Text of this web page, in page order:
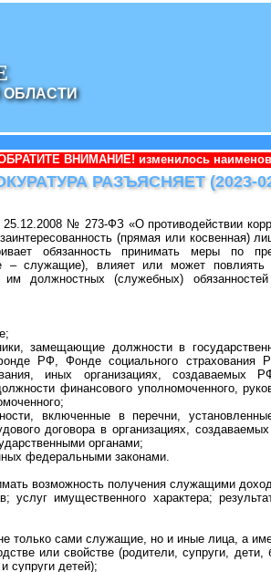
ОБЛАСТИ
изменилось наименование
РАЗЪЯСНЯЕТ (2023-
№ 273-ФЗ «О противодействии
(прямая или косвенная)
обязанность принимать меры по
– служащие), влияет или может
им должностных (служебных)
замещающие должности в
РФ, Фонде социального страхования
иных организациях, создаваемых
финансового уполномоченного,
включенные в перечни,
договора в организациях,
органами;
федеральными законами.
возможность получения служащими
имущественного характера;
только сами служащие, но и иные лица, а
или свойстве (родители, супруги, дети,
супруги детей);